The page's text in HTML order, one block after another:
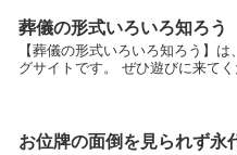
葬儀の形式いろいろ知ろう
【葬儀の形式いろいろ知ろう】
グサイトです。 ぜひ遊びに来てく
お位牌の面倒を見られず永